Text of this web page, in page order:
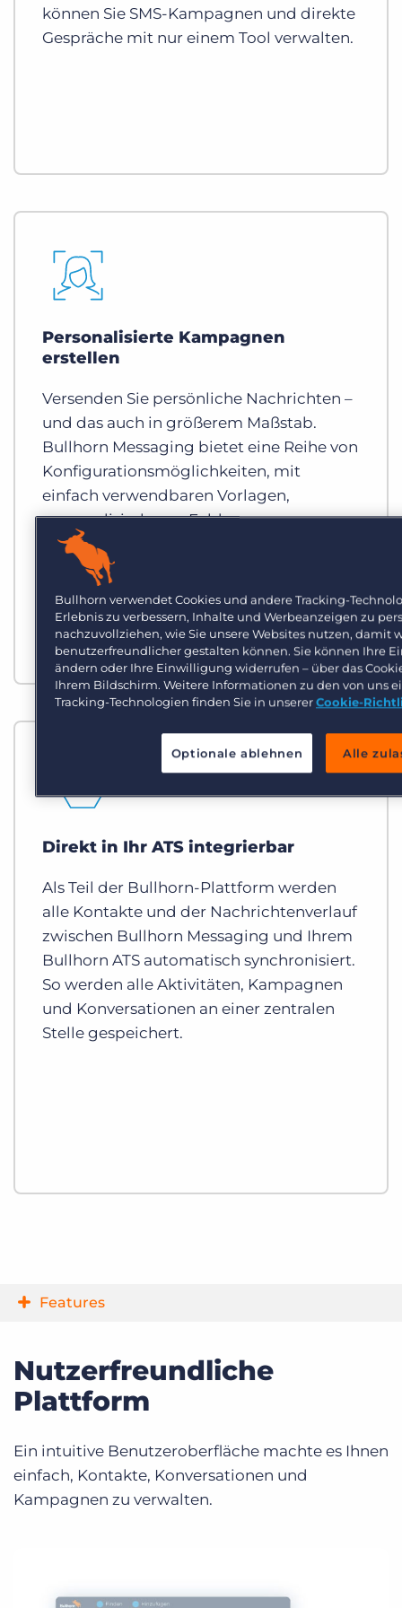
können Sie SMS-Kampagnen und direkte
Gespräche mit nur einem Tool verwalten.
Personalisierte Kampagnen
erstellen
Versenden Sie persönliche Nachrichten –
und das auch in größerem Maßstab.
Bullhorn Messaging bietet eine Reihe von
Konfigurationsmöglichkeiten, mit
einfach verwendbaren Vorlagen,
personalisierbaren Feldern,
Unterschriftsoptionen und planbarem
Versand. So können Sie die richtige
Nachricht genau zum richtigen
Zeitpunkt verschicken.
Direkt in Ihr ATS integrierbar
Als Teil der Bullhorn-Plattform werden
alle Kontakte und der Nachrichtenverlauf
zwischen Bullhorn Messaging und Ihrem
Bullhorn ATS automatisch synchronisiert.
So werden alle Aktivitäten, Kampagnen
und Konversationen an einer zentralen
Stelle gespeichert.
Features
Nutzerfreundliche
Plattform
Ein intuitive Benutzeroberfläche machte es Ihnen
einfach, Kontakte, Konversationen und
Kampagnen zu verwalten.
Bullhorn verwendet Cookies und andere Tracking-
Erlebnis zu verbessern, Inhalte und Werbeanzeigen zu
nachzuvollziehen, wie Sie unsere Websites nutzen, damit
benutzerfreundlicher gestalten können. Sie können Ihre
ändern oder Ihre Einwilligung widerrufen – über das
Ihrem Bildschirm. Weitere Informationen zu den von uns
Tracking-Technologien finden Sie in unsererCookie-
Optionale ablehnen Alle